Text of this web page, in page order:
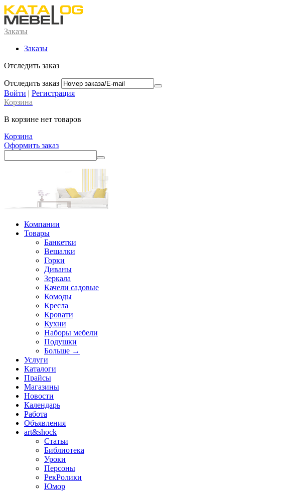
Заказы
Заказы
Отследить заказ
Отследить заказ
Войти | Регистрация
Корзина
В корзине нет товаров
Корзина
Оформить заказ
Компании
Товары
Банкетки
Вешалки
Горки
Диваны
Зеркала
Качели садовые
Комоды
Кресла
Кровати
Кухни
Наборы мебели
Подушки
Больше →
Услуги
Каталоги
Прайсы
Магазины
Новости
Календарь
Работа
Объявления
art&shock
Статьи
Библиотека
Уроки
Персоны
РекРолики
Юмор